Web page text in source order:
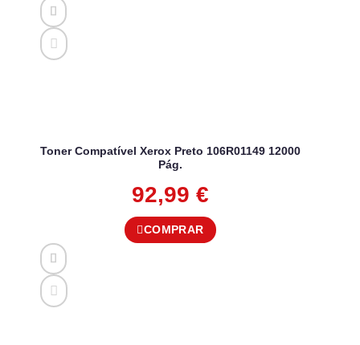
Toner Compatível Xerox Preto 106R01149 12000
Pág.
92,99 €
COMPRAR